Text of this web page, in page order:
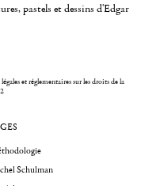
pastels et dessins d'Edgar
et réglementaires sur les droits de la
Schulman